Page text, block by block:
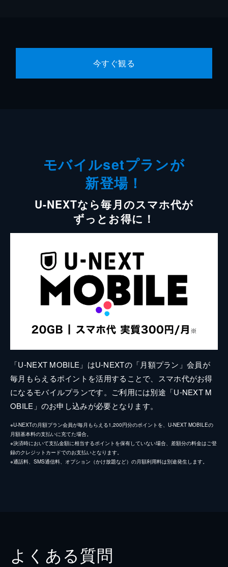
今すぐ観る
モバイルsetプランが
新登場！
U-NEXTなら毎月のスマホ代が
ずっとお得に！
「U-NEXT MOBILE」はU-NEXTの「月額プラン」会員が
毎月もらえるポイントを活用することで、スマホ代がお得
になるモバイルプランです。ご利用には別途「U-NEXT M
OBILE」のお申し込みが必要となります。
※U-NEXTの月額プラン会員が毎月もらえる1,200円分のポイントを、U-NEXT MOBILEの
月額基本料の支払いに充てた場合。
※決済時において支払金額に相当するポイントを保有していない場合、差額分の料金はご登
録のクレジットカードでのお支払いとなります。
※通話料、SMS通信料、オプション（かけ放題など）の月額利用料は別途発生します。
よくある質問